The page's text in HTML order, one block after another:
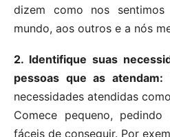
dizem como nos
mundo, aos outros e a nós
2. Identifique suas
pessoas que as atendam:
necessidades atendidas
Comece pequeno,
fáceis de conseguir. Por